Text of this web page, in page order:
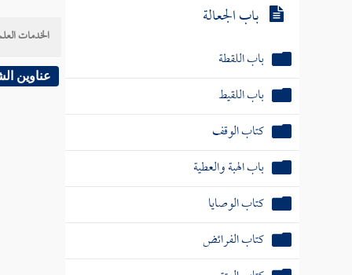
باب الجعالة
باب اللقطة
باب اللقيط
كتاب الوقف
باب الهبة والعطية
كتاب الوصايا
كتاب الفرائض
الخدمات
عناوين